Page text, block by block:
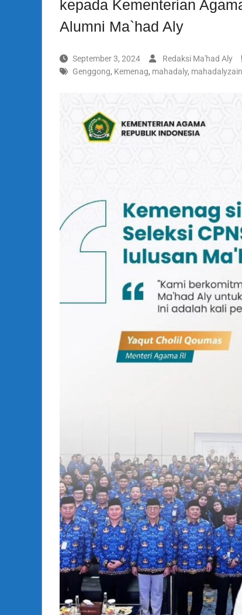
kepada Kementerian
Alumni Ma`had Aly
September 3, 2024 Redaksi Ma'had Aly
Genggong, Kemenag, mahadaly,